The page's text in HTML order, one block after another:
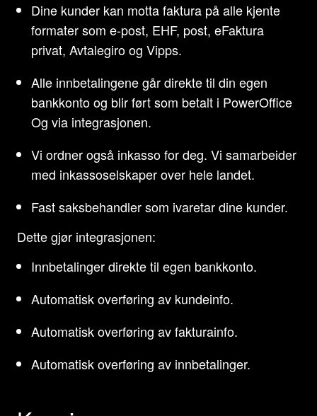
Dine kunder kan motta faktura på alle kjente
formater som e-post, EHF, post, eFaktura
privat, Avtalegiro og Vipps.
Alle innbetalingene går direkte til din egen
bankkonto og blir ført som betalt i PowerOffice
Og via integrasjonen.
Vi ordner også inkasso for deg. Vi samarbeider
med inkassoselskaper over hele landet.
Fast saksbehandler som ivaretar dine kunder.
Dette gjør integrasjonen:
Innbetalinger direkte til egen bankkonto.
Automatisk overføring av kundeinfo.
Automatisk overføring av fakturainfo.
Automatisk overføring av innbetalinger.